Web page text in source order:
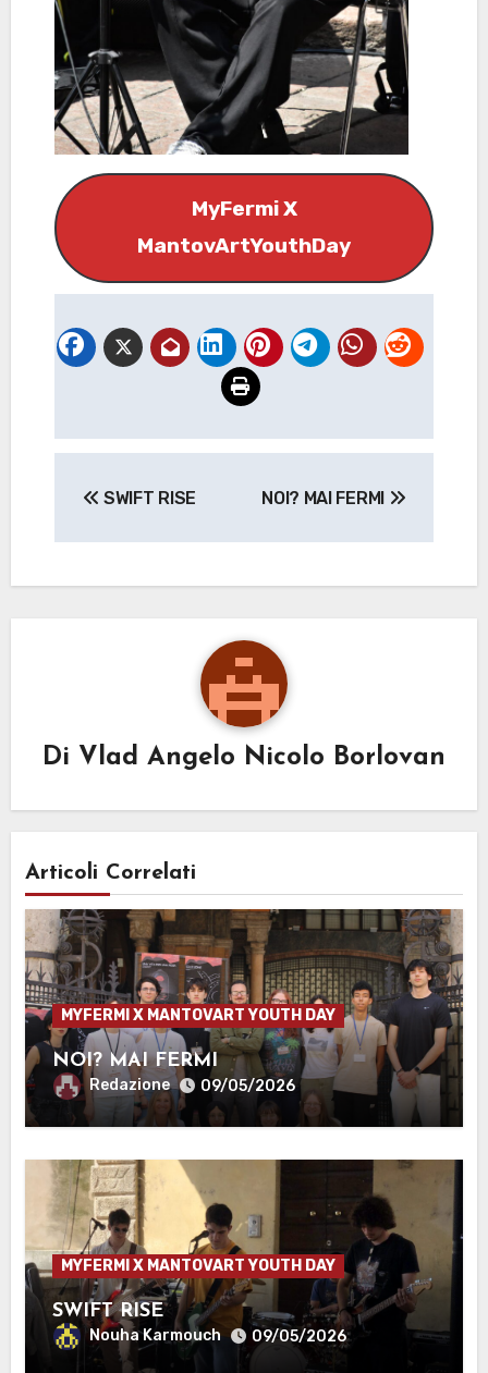
MyFermi X
MantovArtYouthDay
SWIFT RISE NOI? MAI FERMI
Di Vlad Angelo Nicolo Borlovan
Articoli Correlati
MYFERMI X MANTOVART YOUTH DAY
NOI? MAI FERMI
Redazione 09/05/2026
MYFERMI X MANTOVART YOUTH DAY
SWIFT RISE
Nouha Karmouch 09/05/2026